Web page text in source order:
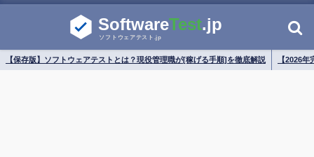
【保存版】ソフトウェアテストとは？現役管理職が[稼げる手順]を徹底解説 【2026